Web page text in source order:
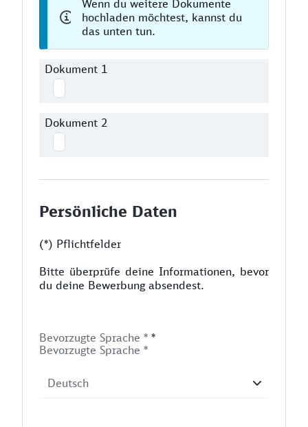
Wenn du weitere Dokumente
hochladen möchtest, kannst du
das unten tun.
Dokument 1
Dokument 2
Persönliche Daten
(*) Pflichtfelder
Bitte überprüfe deine Informationen, bevor
du deine Bewerbung absendest.
Bevorzugte Sprache * *
Bevorzugte Sprache *